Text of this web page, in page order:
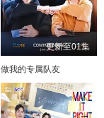
更新至01集
做我的专属队友